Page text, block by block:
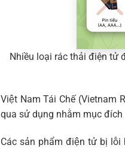
Nhiều loại rác thải điện tử
Việt Nam Tái Chế (Vietnam
qua sử dụng nhằm mục
Các sản phẩm điện tử bị